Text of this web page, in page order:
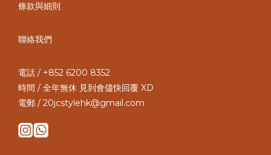
條款與細則
聯絡我們
電話 / +852 6200 8352
時間 / 全年無休 見到會儘快回覆 XD
電郵 / 20jcstylehk@gmail.com